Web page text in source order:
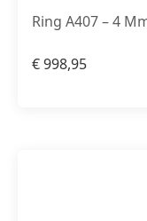
Ring A407 – 4
€998,95